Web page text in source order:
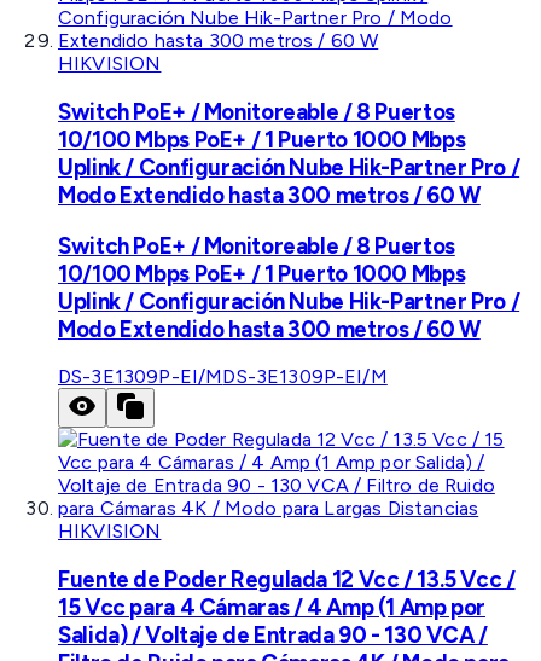
HIKVISION
Switch PoE+ / Monitoreable / 8 Puertos
10/100 Mbps PoE+ / 1 Puerto 1000 Mbps
Uplink / Configuración Nube Hik-Partner Pro /
Modo Extendido hasta 300 metros / 60 W
Switch PoE+ / Monitoreable / 8 Puertos
10/100 Mbps PoE+ / 1 Puerto 1000 Mbps
Uplink / Configuración Nube Hik-Partner Pro /
Modo Extendido hasta 300 metros / 60 W
DS-3E1309P-EI/MDS-3E1309P-EI/M
HIKVISION
Fuente de Poder Regulada 12 Vcc / 13.5 Vcc /
15 Vcc para 4 Cámaras / 4 Amp (1 Amp por
Salida) / Voltaje de Entrada 90 - 130 VCA /